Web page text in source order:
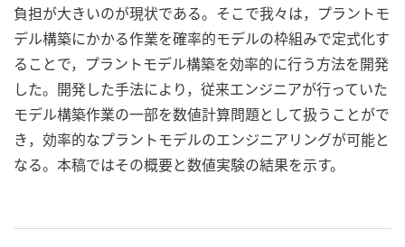
負担が大きいのが現状である。そこで我々は，プラントモ
デル構築にかかる作業を確率的モデルの枠組みで定式化す
ることで，プラントモデル構築を効率的に行う方法を開発
した。開発した手法により，従来エンジニアが行っていた
モデル構築作業の一部を数値計算問題として扱うことがで
き，効率的なプラントモデルのエンジニアリングが可能と
なる。本稿ではその概要と数値実験の結果を示す。